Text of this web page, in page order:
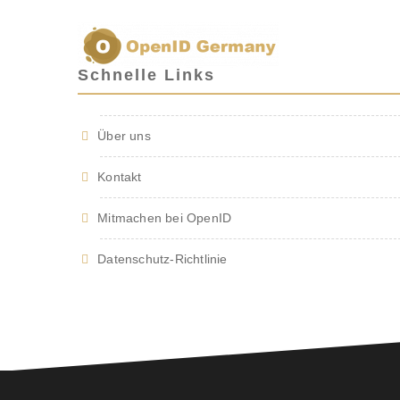
Schnelle Links
Über uns
Kontakt
Mitmachen bei OpenID
Datenschutz-Richtlinie